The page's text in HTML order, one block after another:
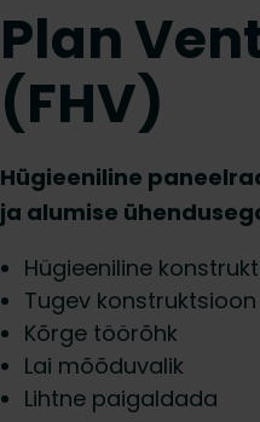
Plan
(FHV)
Hügieeniline
ja alumise
Hügieeniline
Tugev konstruktsioon
Kõrge töörõhk
Lai mõõduvalik
Lihtne paigaldada